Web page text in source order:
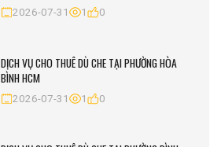
2026-07-31 1 0
DỊCH VỤ CHO THUÊ DÙ CHE TẠI PHƯỜNG HÒA
BÌNH HCM
2026-07-31 1 0